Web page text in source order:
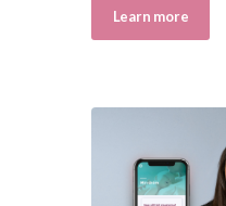
Learn more